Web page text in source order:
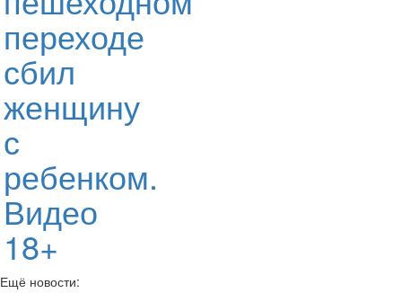
переходе
сбил
женщину
с
ребенком.
Видео
18+
Ещё новости: